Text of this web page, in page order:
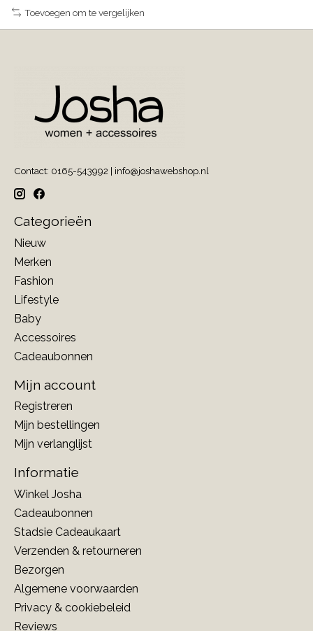
Toevoegen om te vergelijken
Contact: 0165-543992 | info@joshawebshop.nl
Categorieën
Nieuw
Merken
Fashion
Lifestyle
Baby
Accessoires
Cadeaubonnen
Mijn account
Registreren
Mijn bestellingen
Mijn verlanglijst
Informatie
Winkel Josha
Cadeaubonnen
Stadsie Cadeaukaart
Verzenden & retourneren
Bezorgen
Algemene voorwaarden
Privacy & cookiebeleid
Reviews